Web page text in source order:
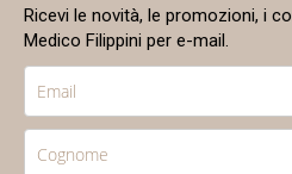
Ricevi le novità, le promozioni, i
Medico Filippini per e-mail.